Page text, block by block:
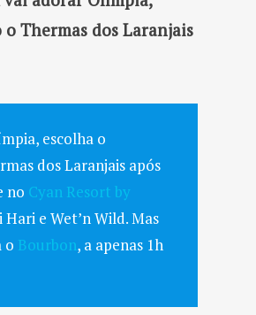
Thermas dos Laranjais
escolha o
dos Laranjais após
no Cyan Resort by
e Wet’n Wild. Mas
o Bourbon, a apenas 1h